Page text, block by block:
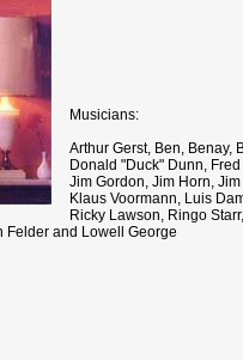
Musicians:
Arthur Gerst, Ben, Benay,
Donald "Duck" Dunn,
Jim Gordon, Jim Horn,
Klaus Voormann, Luis
Ricky Lawson, Ringo
Felder and Lowell George